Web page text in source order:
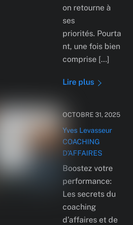
on retourne à
ses
priorités. Pourta
nt, une fois bien
comprise […]
Lire plus
OCTOBRE 31, 2025
Yves Levasseur
COACHING
D’AFFAIRES
Boostez votre
performance:
Les secrets du
coaching
d’affaires et de